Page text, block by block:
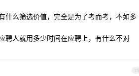
什么筛选价值，完全是为了考而考，不如多
聘人就用多少时间在应聘上，有什么不对
13